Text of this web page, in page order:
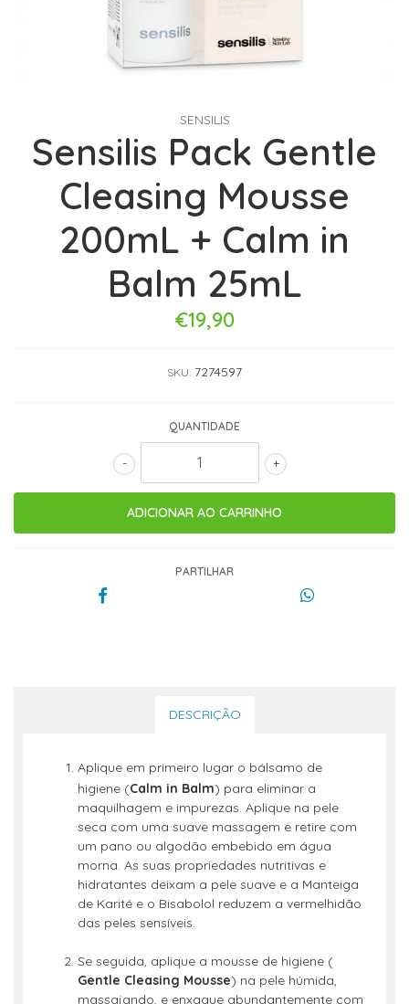
SENSILIS
Sensilis Pack Gentle
Cleasing Mousse
200mL + Calm in
Balm 25mL
€19,90
SKU: 7274597
QUANTIDADE
+
-
PARTILHAR
DESCRIÇÃO
Aplique em primeiro lugar o bálsamo de
higiene (Calm in Balm) para eliminar a
maquilhagem e impurezas. Aplique na pele
seca com uma suave massagem e retire com
um pano ou algodão embebido em água
morna. As suas propriedades nutritivas e
hidratantes deixam a pele suave e a Manteiga
de Karité e o Bisabolol reduzem a vermelhidão
das peles sensíveis.
Se seguida, aplique a mousse de higiene (
Gentle Cleasing Mousse) na pele húmida,
massajando, e enxague abundantemente com